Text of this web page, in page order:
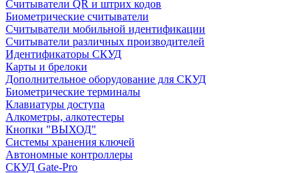
Считыватели QR и штрих кодов
Биометрические считыватели
Считыватели мобильной идентификации
Считыватели различных производителей
Идентификаторы СКУД
Карты и брелоки
Дополнительное оборудование для СКУД
Биометрические терминалы
Клавиатуры доступа
Алкометры, алкотестеры
Кнопки "ВЫХОД"
Системы хранения ключей
Автономные контроллеры
СКУД Gate-Pro